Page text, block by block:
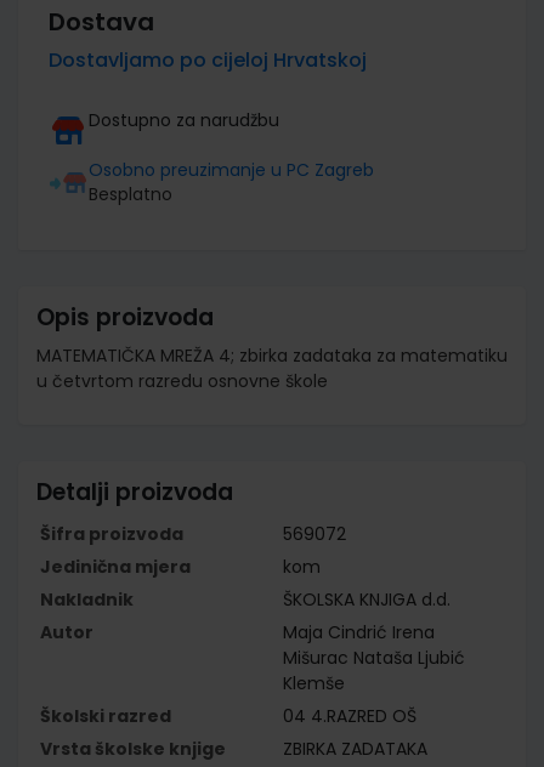
Dostava
Dostavljamo po cijeloj Hrvatskoj
Dostupno za narudžbu
Osobno preuzimanje u PC Zagreb
Besplatno
Opis proizvoda
MATEMATIČKA MREŽA 4; zbirka zadataka za matematiku
u četvrtom razredu osnovne škole
Detalji proizvoda
Šifra proizvoda
569072
Jedinična mjera
kom
Nakladnik
ŠKOLSKA KNJIGA d.d.
Autor
Maja Cindrić Irena
Mišurac Nataša Ljubić
Klemše
Školski razred
04 4.RAZRED OŠ
Vrsta školske knjige
ZBIRKA ZADATAKA